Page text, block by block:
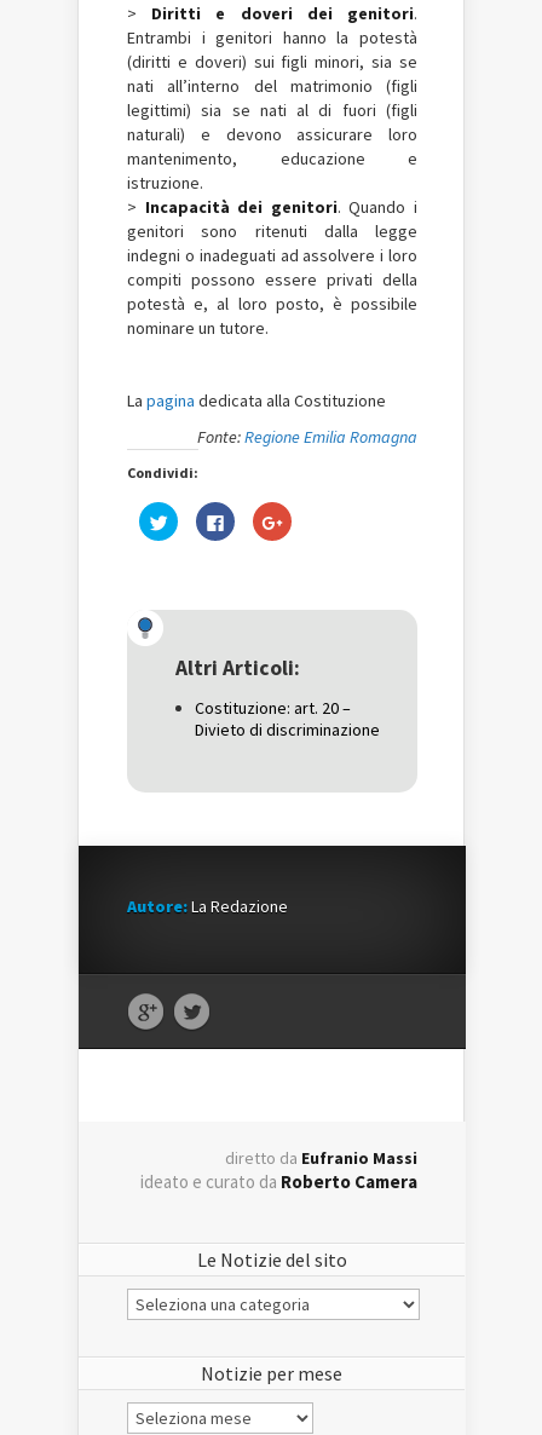
> Diritti e doveri dei genitori.
Entrambi i genitori hanno la potestà
(diritti e doveri) sui figli minori, sia se
nati all’interno del matrimonio (figli
legittimi) sia se nati al di fuori (figli
naturali) e devono assicurare loro
mantenimento, educazione e
istruzione.
> Incapacità dei genitori. Quando i
genitori sono ritenuti dalla legge
indegni o inadeguati ad assolvere i loro
compiti possono essere privati della
potestà e, al loro posto, è possibile
nominare un tutore.
La pagina dedicata alla Costituzione
Fonte:Regione Emilia Romagna
Condividi:
Fai
clic
una
nuova
Fai
clic
nuova
finestra)
Fai
clic
una
nuova
Altri Articoli:
Costituzione: art. 20 –
Divieto di discriminazione
Autore:La Redazione
diretto da Eufranio Massi
ideato e curato da Roberto Camera
Le Notizie del sito
Le
Notizie
Notizie per mese
Notizie
per